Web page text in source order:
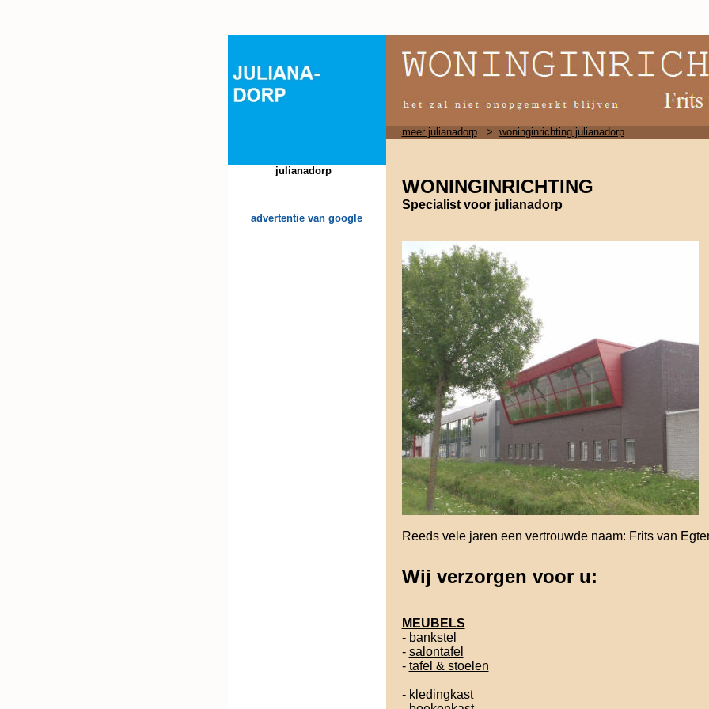
julianadorp
advertentie van google
meer julianadorp > woninginrichting julianadorp
WONINGINRICHTING
Specialist voor julianadorp
Reeds vele jaren een vertrouwde naam: Frits van
Wij verzorgen voor u:
MEUBELS
- bankstel
- salontafel
- tafel & stoelen
- kledingkast